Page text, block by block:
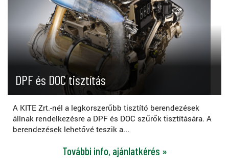
DPF és DOC tisztítás
A KITE Zrt.-nél a legkorszerűbb tisztító berendezések
állnak rendelkezésre a DPF és DOC szűrők tisztítására. A
berendezések lehetővé teszik a...
További info, ajánlatkérés »